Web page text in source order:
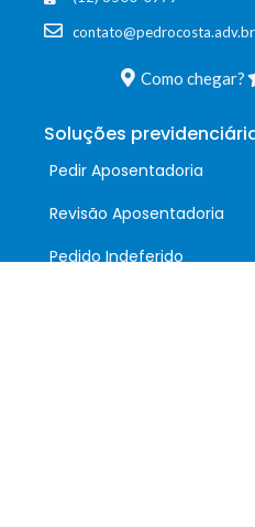
contato@pedrocosta.adv.br
Como chegar?
Soluções
Pedir Aposentadoria
Revisão Aposentadoria
Pedido Indeferido